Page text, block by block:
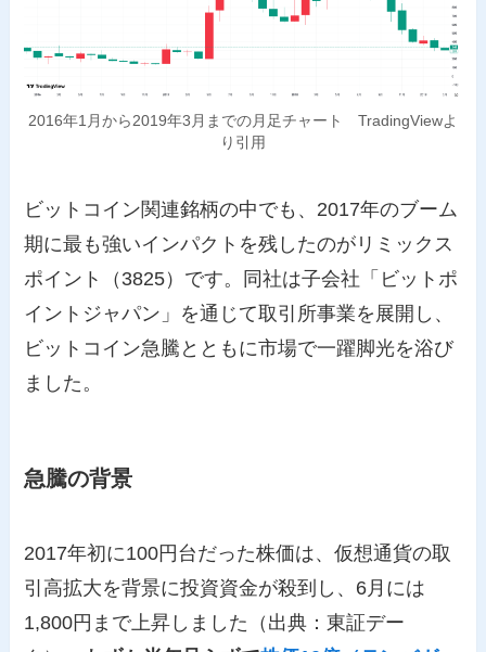
2016年1月から2019年3月までの月足チャート TradingViewよ
り引用
ビットコイン関連銘柄の中でも、2017年のブーム
期に最も強いインパクトを残したのがリミックス
ポイント（3825）です。同社は子会社「ビットポ
イントジャパン」を通じて取引所事業を展開し、
ビットコイン急騰とともに市場で一躍脚光を浴び
ました。
急騰の背景
2017年初に100円台だった株価は、仮想通貨の取
引高拡大を背景に投資資金が殺到し、6月には
1,800円まで上昇しました（出典：東証デー